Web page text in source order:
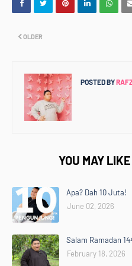
OLDER
POSTED BY
YOU MAY
Apa? Dah 10 Juta!
June 02, 2026
Salam Ramadan
February 18, 2026
Home
Copyright ©2026